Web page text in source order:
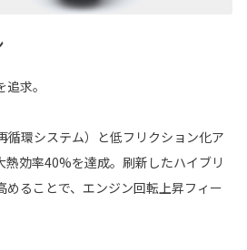
求。
循環システム）と低フリクション化ア
熱効率40%を達成。刷新したハイブリ
めることで、エンジン回転上昇フィー